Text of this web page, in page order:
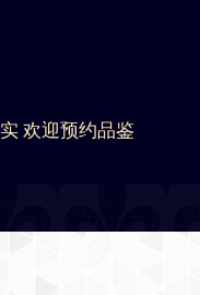
欢迎预约品鉴